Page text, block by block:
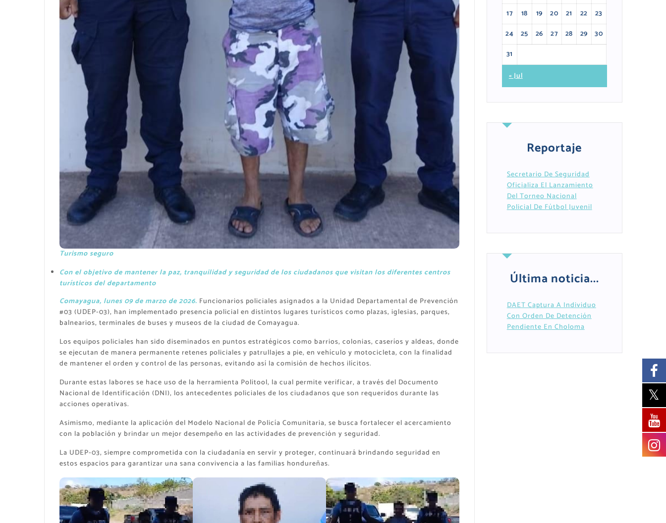
Turismo seguro
Con el objetivo de mantener la paz, tranquilidad y seguridad de los ciudadanos que visitan los diferentes centros
turísticos del departamento
Comayagua, lunes 09 de marzo de 2026. Funcionarios policiales asignados a la Unidad Departamental de Prevención
#03 (UDEP-03), han implementado presencia policial en distintos lugares turísticos como plazas, iglesias, parques,
balnearios, terminales de buses y museos de la ciudad de Comayagua.
Los equipos policiales han sido diseminados en puntos estratégicos como barrios, colonias, caseríos y aldeas, donde
se ejecutan de manera permanente retenes policiales y patrullajes a pie, en vehículo y motocicleta, con la finalidad
de mantener el orden y control de las personas, evitando así la comisión de hechos ilícitos.
Durante estas labores se hace uso de la herramienta Politool, la cual permite verificar, a través del Documento
Nacional de Identificación (DNI), los antecedentes policiales de los ciudadanos que son requeridos durante las
acciones operativas.
Asimismo, mediante la aplicación del Modelo Nacional de Policía Comunitaria, se busca fortalecer el acercamiento
con la población y brindar un mejor desempeño en las actividades de prevención y seguridad.
La UDEP-03, siempre comprometida con la ciudadanía en servir y proteger, continuará brindando seguridad en
estos espacios para garantizar una sana convivencia a las familias hondureñas.
17
18 19 20 21 22
23
24
25 26 27 28 29
30
31
« Jul
Reportaje
Secretario De Seguridad
Oficializa El Lanzamiento
Del Torneo Nacional
Policial De Fútbol Juvenil
Última noticia...
DAET Captura A Individuo
Con Orden De Detención
Pendiente En Choloma